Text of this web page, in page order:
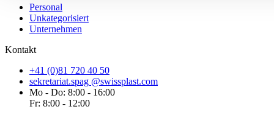
Personal
Unkategorisiert
Unternehmen
Kontakt
+41 (0)81 720 40 50
sekretariat.spag @swissplast.com
Mo - Do: 8:00 - 16:00
Fr: 8:00 - 12:00